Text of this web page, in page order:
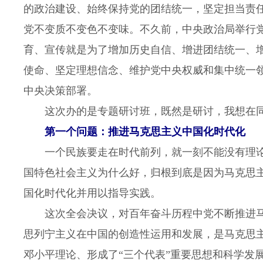
的政治建设、始终保持党的团结统一，坚定担当
党不变质不变色不变味。不久前，中央政治局举
育、宣传就是为了增加历史自信、增进团结统一
使命、坚定理想信念、维护党中央权威和集中统
中央决策部署。
这次办的是专题研讨班，既然是研讨，我想在
第一个问题：推进马克思主义中国化时代化
一个民族要走在时代前列，就一刻不能没有理
国特色社会主义为什么好，归根到底是因为马克
国化时代化并用以指导实践。
这次全会决议，对百年奋斗历程中党不断推进
思列宁主义在中国的创造性运用和发展，是马克
邓小平理论、形成了“三个代表”重要思想和科学